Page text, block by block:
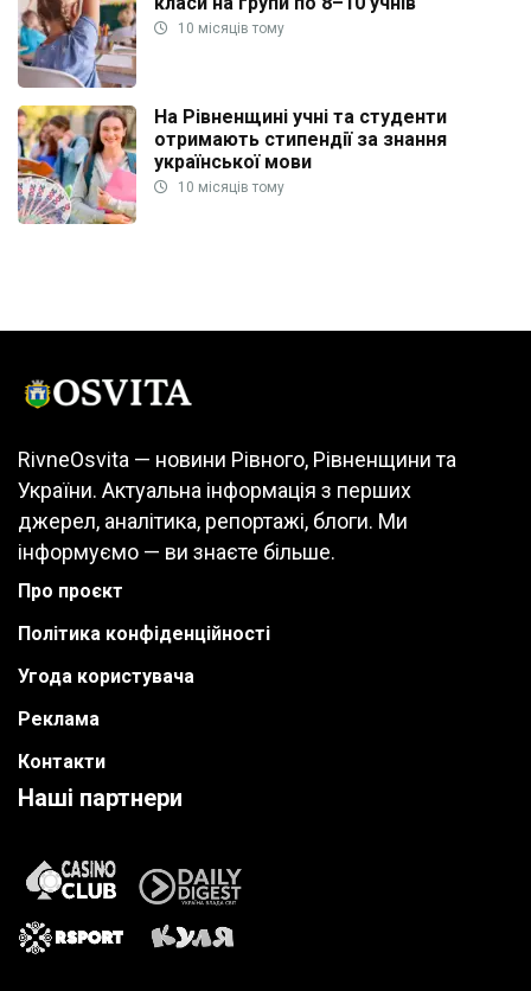
10 місяців тому
На Рівненщині учні та студенти
отримають стипендії за знання
української мови
10 місяців тому
RivneOsvita — новини Рівного, Рівненщини та
України. Актуальна інформація з перших
джерел, аналітика, репортажі, блоги. Ми
інформуємо — ви знаєте більше.
Про проєкт
Політика конфіденційності
Угода користувача
Реклама
Контакти
Наші партнери